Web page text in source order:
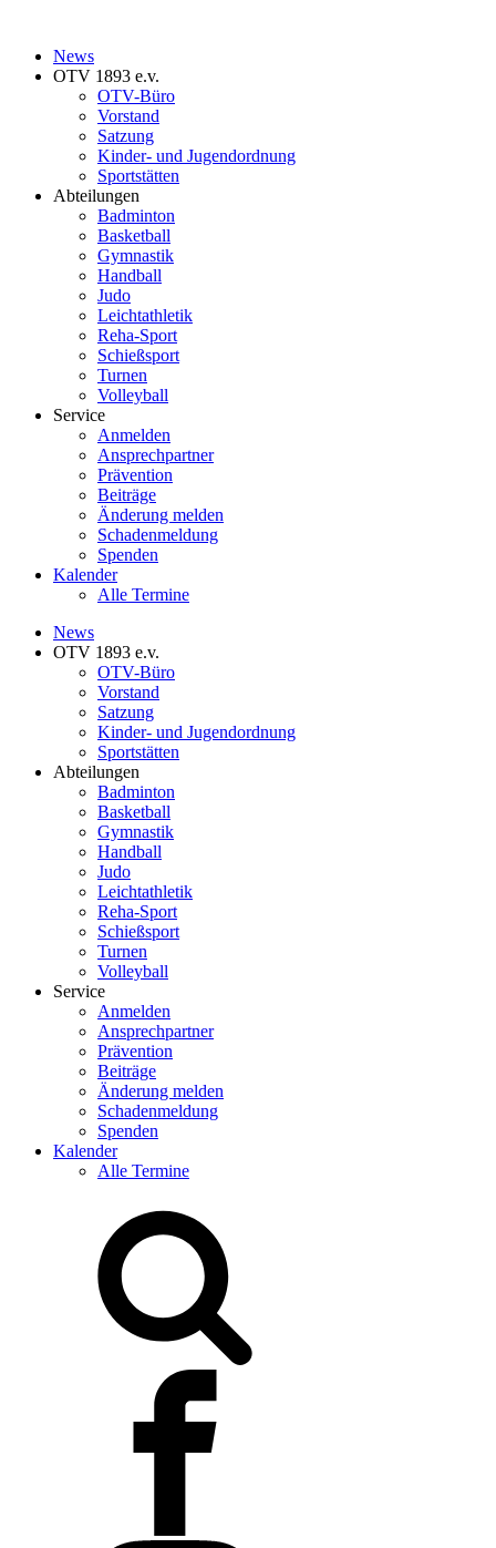
News
OTV 1893 e.v.
OTV-Büro
Vorstand
Satzung
Kinder- und Jugendordnung
Sportstätten
Abteilungen
Badminton
Basketball
Gymnastik
Handball
Judo
Leichtathletik
Reha-Sport
Schießsport
Turnen
Volleyball
Service
Anmelden
Ansprechpartner
Prävention
Beiträge
Änderung melden
Schadenmeldung
Spenden
Kalender
Alle Termine
News
OTV 1893 e.v.
OTV-Büro
Vorstand
Satzung
Kinder- und Jugendordnung
Sportstätten
Abteilungen
Badminton
Basketball
Gymnastik
Handball
Judo
Leichtathletik
Reha-Sport
Schießsport
Turnen
Volleyball
Service
Anmelden
Ansprechpartner
Prävention
Beiträge
Änderung melden
Schadenmeldung
Spenden
Kalender
Alle Termine